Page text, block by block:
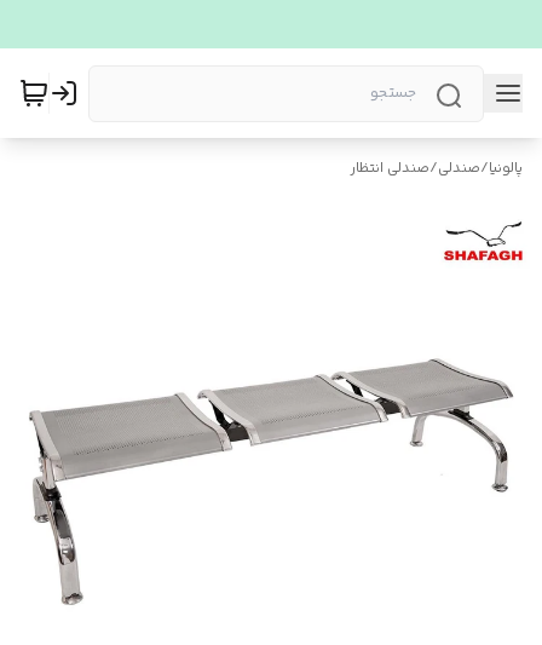
پالونیا/صندلی/صندلی انتظار